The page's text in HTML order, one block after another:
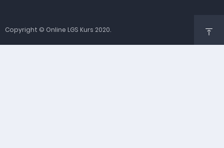
Copyright © Online LGS Kurs 2020.